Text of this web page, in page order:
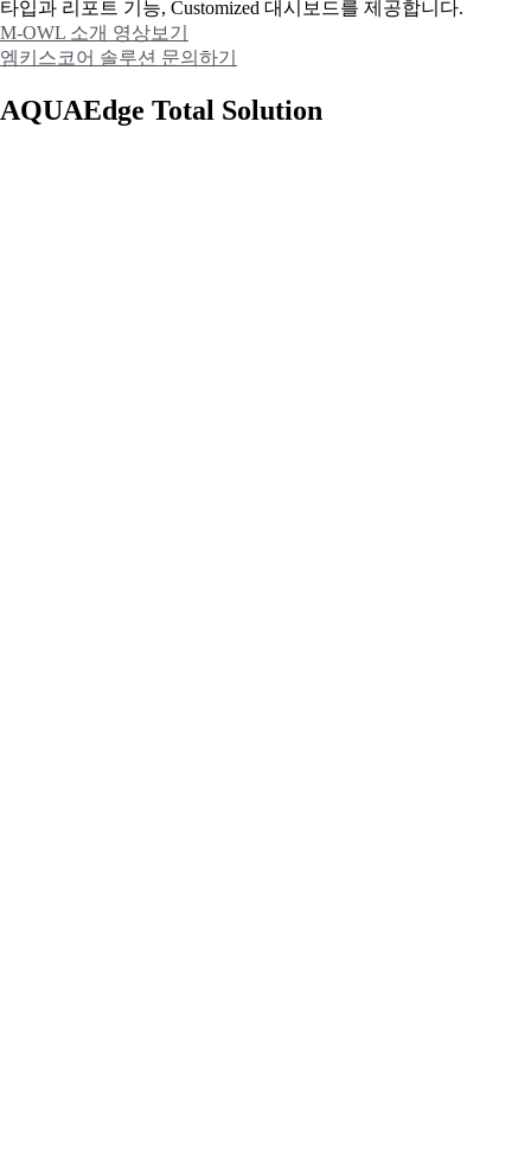
타입과 리포트 기능, Customized 대시보드를 제공합니다.
M-OWL 소개 영상보기
엠키스코어 솔루션 문의하기
AQUAEdge Total Solution